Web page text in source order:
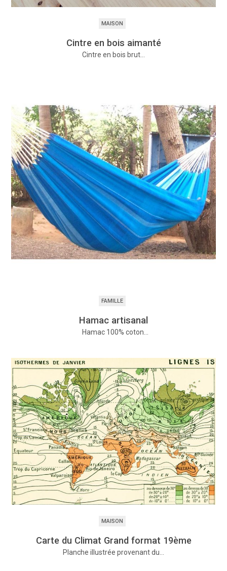
MAISON
Cintre en bois aimanté
Cintre en bois brut…
FAMILLE
Hamac artisanal
Hamac 100% coton…
MAISON
Carte du Climat Grand format 19ème
Planche illustrée provenant du…